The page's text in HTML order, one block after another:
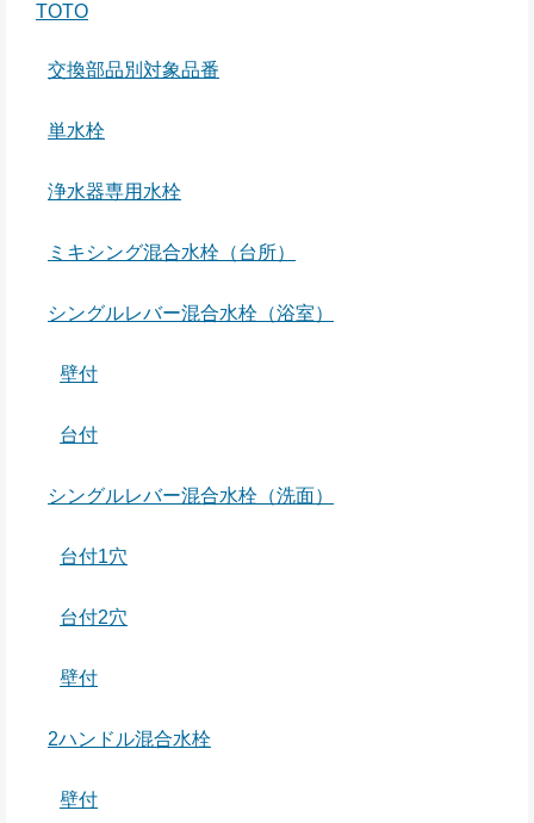
TOTO
交換部品別対象品番
単水栓
浄水器専用水栓
ミキシング混合水栓（台所）
シングルレバー混合水栓（浴室）
壁付
台付
シングルレバー混合水栓（洗面）
台付1穴
台付2穴
壁付
2ハンドル混合水栓
壁付